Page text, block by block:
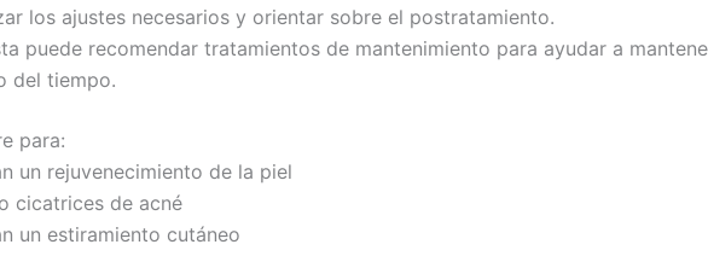
los ajustes necesarios y orientar sobre el postratamiento.
puede recomendar tratamientos de mantenimiento para ayudar a
del tiempo.
para:
un rejuvenecimiento de la piel
cicatrices de acné
un estiramiento cutáneo